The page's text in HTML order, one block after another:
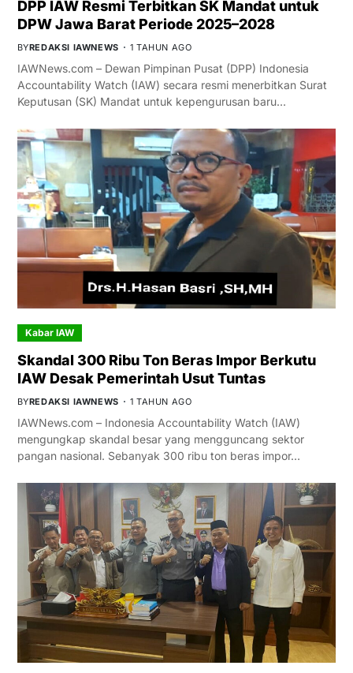
DPP IAW Resmi Terbitkan SK Mandat untuk
DPW Jawa Barat Periode 2025–2028
BYREDAKSI IAWNEWS 1 TAHUN AGO
IAWNews.com – Dewan Pimpinan Pusat (DPP) Indonesia
Accountability Watch (IAW) secara resmi menerbitkan Surat
Keputusan (SK) Mandat untuk kepengurusan baru…
Kabar IAW
Skandal 300 Ribu Ton Beras Impor Berkutu
IAW Desak Pemerintah Usut Tuntas
BYREDAKSI IAWNEWS 1 TAHUN AGO
IAWNews.com – Indonesia Accountability Watch (IAW)
mengungkap skandal besar yang mengguncang sektor
pangan nasional. Sebanyak 300 ribu ton beras impor…